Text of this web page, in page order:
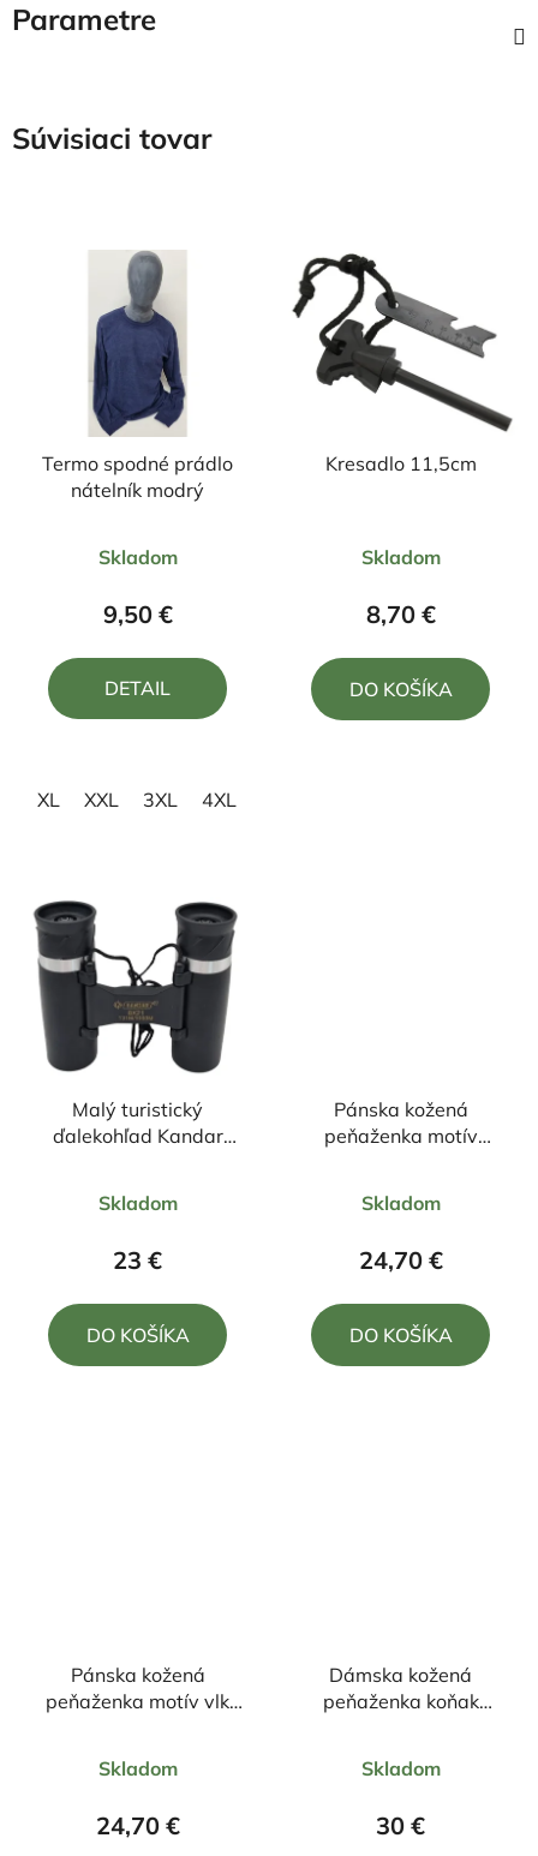
Parametre
Súvisiaci tovar
Termo spodné prádlo
nátelník modrý
hodnotenie
produktu
5,0
z
Skladom
9,50 €
DETAIL
XL XXL 3XL 4XL
Kresadlo 11,5cm
hodnotenie
produktu
5,0
z
Skladom
8,70 €
DO KOŠÍKA
Malý turistický
ďalekohľad Kandar
hodnotenie
produktu
z
Skladom
23 €
DO KOŠÍKA
Pánska kožená
peňaženka motív
hodnotenie
produktu
z
Skladom
24,70 €
DO KOŠÍKA
Pánska kožená
peňaženka motív vlk
hodnotenie
produktu
Skladom
24,70 €
Dámska kožená
peňaženka koňak
hodnotenie
produktu
Skladom
30 €